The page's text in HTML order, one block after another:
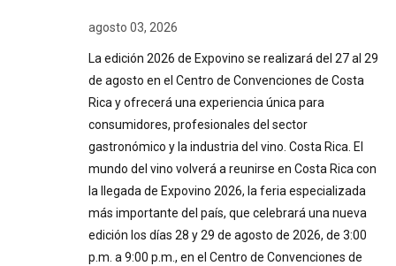
agosto 03, 2026
La edición 2026 de Expovino se realizará del 27 al 29
de agosto en el Centro de Convenciones de Costa
Rica y ofrecerá una experiencia única para
consumidores, profesionales del sector
gastronómico y la industria del vino. Costa Rica. El
mundo del vino volverá a reunirse en Costa Rica con
la llegada de Expovino 2026, la feria especializada
más importante del país, que celebrará una nueva
edición los días 28 y 29 de agosto de 2026, de 3:00
p.m. a 9:00 p.m., en el Centro de Convenciones de